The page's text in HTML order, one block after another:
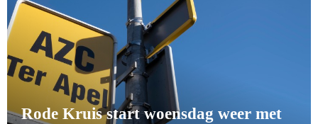
Rode Kruis start woensdag weer met